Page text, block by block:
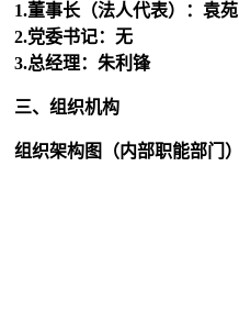
1.董事长（法人代表）：袁苑
2.党委书记：无
3.总经理：朱利锋
三、组织机构
组织架构图（内部职能部门）